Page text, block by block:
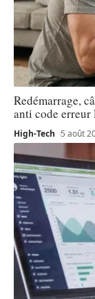
Redémarrage,
anti code erreur
High-Tech 5 août